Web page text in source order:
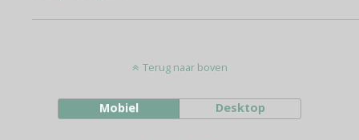
Terug naar boven
Mobiel Desktop